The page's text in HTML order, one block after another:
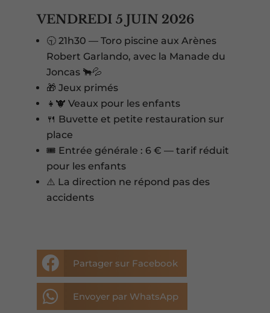
VENDREDI 5 JUIN 2026
🕤 21h30 — Toro piscine aux Arènes
Robert Garlando, avec la Manade du
Joncas 🐂💦
🎁 Jeux primés
👧🐮 Veaux pour les enfants
🍴 Buvette et petite restauration sur
place
🎟️ Entrée générale : 6 € — tarif réduit
pour les enfants
⚠️ La direction ne répond pas des
accidents
 Partager sur Facebook
 Envoyer par WhatsApp